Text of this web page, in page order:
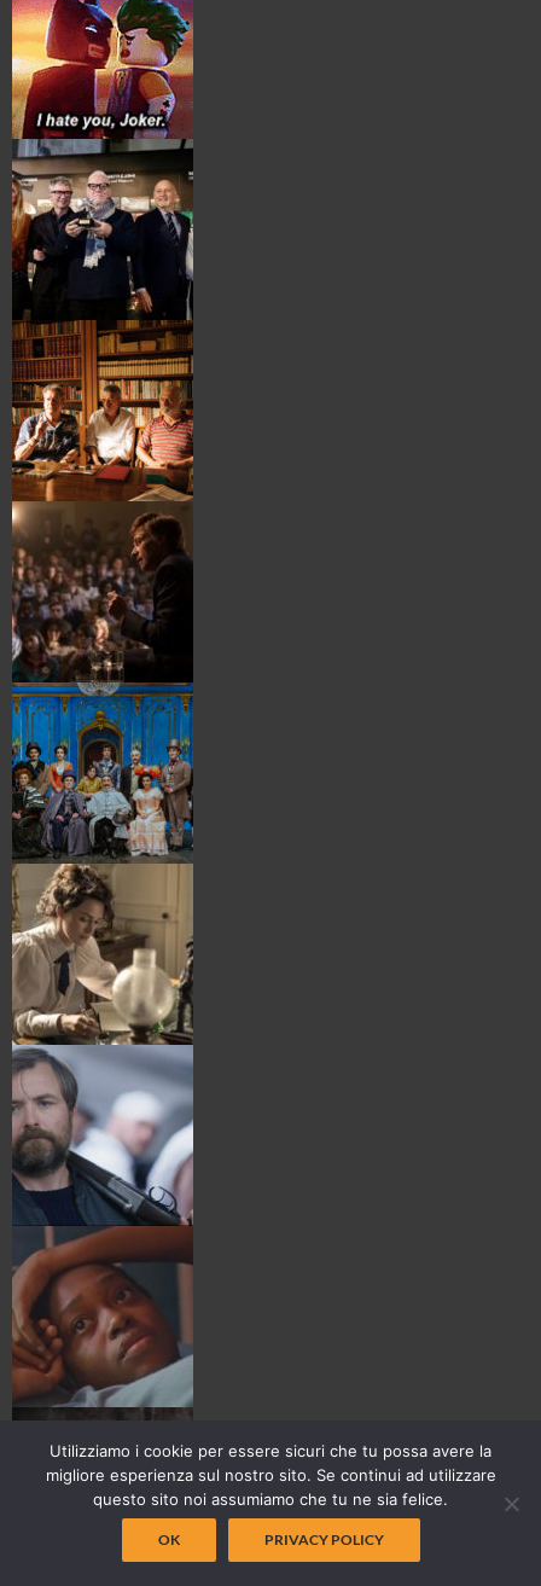
Utilizziamo i cookie per essere sicuri che tu possa avere la
migliore esperienza sul nostro sito. Se continui ad utilizzare
questo sito noi assumiamo che tu ne sia felice.
OK PRIVACY POLICY